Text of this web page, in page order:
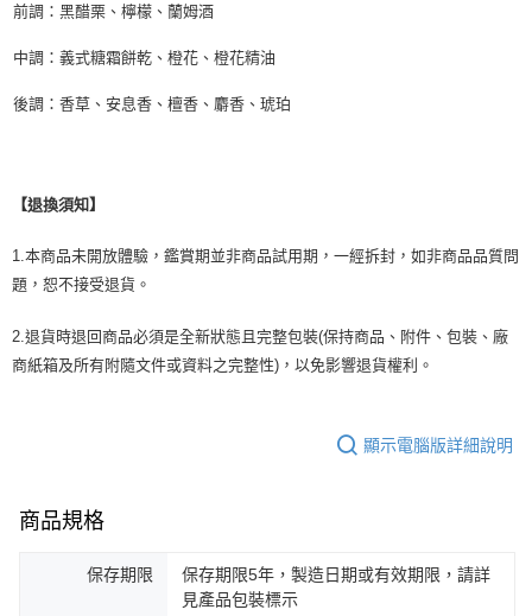
前調： 黑醋栗、檸檬、蘭姆酒
中調 ：義式糖霜餅乾、橙花、橙花精油
後調 ：香草、安息香、檀香、麝香、琥珀
【退換須知】
1.本商品未開放體驗，鑑賞期並非商品試用期，一經拆封，如非商品品質問
題，恕不接受退貨。
2.退貨時退回商品必須是全新狀態且完整包裝(保持商品、附件、包裝、廠
商紙箱及所有附隨文件或資料之完整性)，以免影響退貨權利。
顯示電腦版詳細說明
商品規格
保存期限
保存期限5年，製造日期或有效期限，請詳
見產品包裝標示